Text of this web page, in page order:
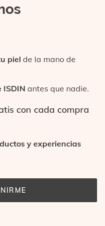
piel de la mano de
ISDIN antes que nadie.
con cada compra
y experiencias